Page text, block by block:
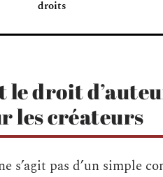
droits
droit
les créateurs
s’agit pas d’un simple